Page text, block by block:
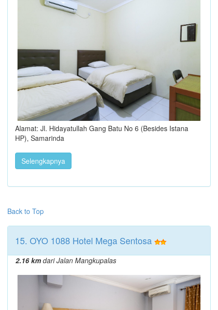
Alamat: Jl. Hidayatullah Gang Batu No 6 (Besides Istana
HP), Samarinda
Selengkapnya
Back to Top
15. OYO 1088 Hotel Mega Sentosa
2.16 kmdari Jalan Mangkupalas